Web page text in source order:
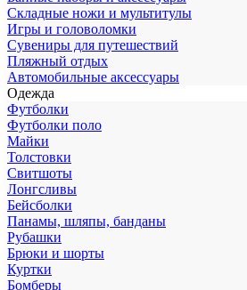
Складные ножи и мультитулы
Игры и головоломки
Сувениры для путешествий
Пляжный отдых
Автомобильные аксессуары
Одежда
Футболки
Футболки поло
Майки
Толстовки
Свитшоты
Лонгсливы
Бейсболки
Панамы, шляпы, банданы
Рубашки
Брюки и шорты
Куртки
Бомберы